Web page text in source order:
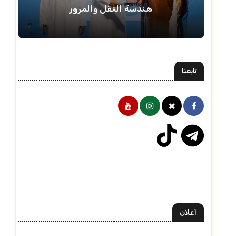
هندسة النقل والمرور
تابعنا
أعلان